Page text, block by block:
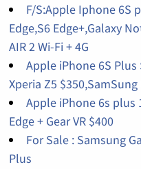
F/S:Apple Iphone 6S
Edge,S6 Edge+,Galaxy
AIR 2 Wi-Fi + 4G
Apple iPhone 6S Plus
Xperia Z5 $350,SamSung
Apple iPhone 6s plus
Edge + Gear VR $400
For Sale : Samsung
Plus